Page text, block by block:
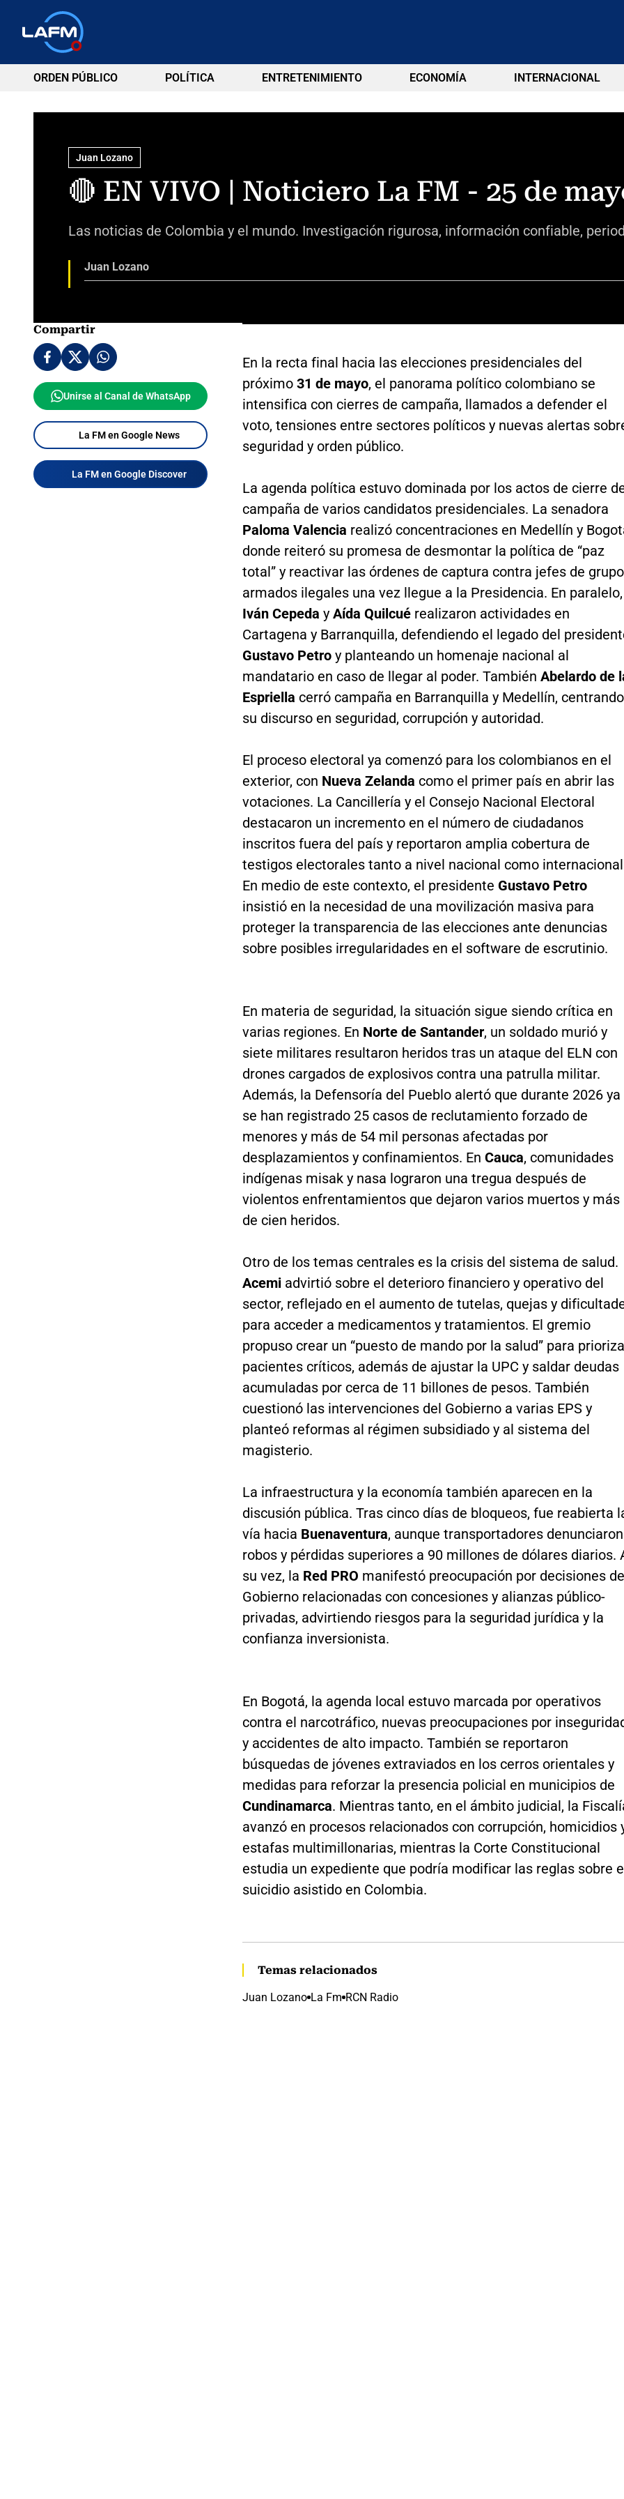
ORDEN PÚBLICO POLÍTICA ENTRETENIMIENTO ECONOMÍA INTERNACIONAL
Juan Lozano
🔴 EN VIVO | Noticiero La FM - 25 de
Las noticias de Colombia y el mundo. Investigación rigurosa, información confiable,
Juan Lozano
Compartir
Unirse al Canal de WhatsApp
La FM en Google News
La FM en Google Discover
En la recta final hacia las elecciones presidenciales del
próximo 31 de mayo, el panorama político colombiano se
intensifica con cierres de campaña, llamados a defender el
voto, tensiones entre sectores políticos y nuevas alertas
seguridad y orden público.
La agenda política estuvo dominada por los actos de cierre
campaña de varios candidatos presidenciales. La senadora
Paloma Valencia realizó concentraciones en Medellín y
donde reiteró su promesa de desmontar la política de “paz
total” y reactivar las órdenes de captura contra jefes de
armados ilegales una vez llegue a la Presidencia. En paralelo,
Iván Cepeda y Aída Quilcuérealizaron actividades en
Cartagena y Barranquilla, defendiendo el legado del
Gustavo Petroy planteando un homenaje nacional al
mandatario en caso de llegar al poder. También Abelardo de
Espriella cerró campaña en Barranquilla y Medellín, centrando
su discurso en seguridad, corrupción y autoridad.
El proceso electoral ya comenzó para los colombianos en el
exterior, con Nueva Zelanda como el primer país en abrir las
votaciones. La Cancillería y el Consejo Nacional Electoral
destacaron un incremento en el número de ciudadanos
inscritos fuera del país y reportaron amplia cobertura de
testigos electorales tanto a nivel nacional como
En medio de este contexto, el presidente Gustavo Petro
insistió en la necesidad de una movilización masiva para
proteger la transparencia de las elecciones ante denuncias
sobre posibles irregularidades en el software de escrutinio.
En materia de seguridad, la situación sigue siendo crítica en
varias regiones. En Norte de Santander, un soldado murió y
siete militares resultaron heridos tras un ataque del ELN con
drones cargados de explosivos contra una patrulla militar.
Además, la Defensoría del Pueblo alertó que durante 2026 ya
se han registrado 25 casos de reclutamiento forzado de
menores y más de 54 mil personas afectadas por
desplazamientos y confinamientos. En Cauca, comunidades
indígenas misak y nasa lograron una tregua después de
violentos enfrentamientos que dejaron varios muertos y más
de cien heridos.
Otro de los temas centrales es la crisis del sistema de salud.
Acemiadvirtió sobre el deterioro financiero y operativo del
sector, reflejado en el aumento de tutelas, quejas y
para acceder a medicamentos y tratamientos. El gremio
propuso crear un “puesto de mando por la salud” para
pacientes críticos, además de ajustar la UPC y saldar deudas
acumuladas por cerca de 11 billones de pesos. También
cuestionó las intervenciones del Gobierno a varias EPS y
planteó reformas al régimen subsidiado y al sistema del
magisterio.
La infraestructura y la economía también aparecen en la
discusión pública. Tras cinco días de bloqueos, fue reabierta
vía hacia Buenaventura, aunque transportadores denunciaron
robos y pérdidas superiores a 90 millones de dólares diarios.
su vez, la Red PRO manifestó preocupación por decisiones
Gobierno relacionadas con concesiones y alianzas público-
privadas, advirtiendo riesgos para la seguridad jurídica y la
confianza inversionista.
En Bogotá, la agenda local estuvo marcada por operativos
contra el narcotráfico, nuevas preocupaciones por
y accidentes de alto impacto. También se reportaron
búsquedas de jóvenes extraviados en los cerros orientales y
medidas para reforzar la presencia policial en municipios de
Cundinamarca. Mientras tanto, en el ámbito judicial, la
avanzó en procesos relacionados con corrupción, homicidios
estafas multimillonarias, mientras la Corte Constitucional
estudia un expediente que podría modificar las reglas sobre
suicidio asistido en Colombia.
Temas relacionados
Juan Lozano La Fm RCN Radio